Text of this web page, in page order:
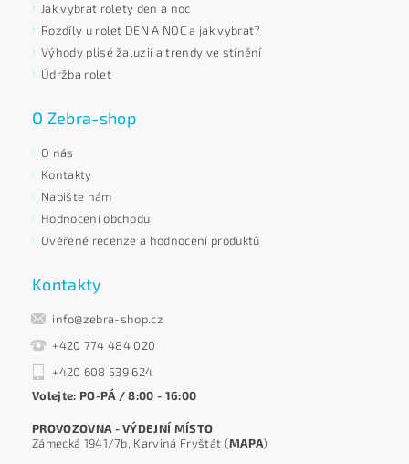
Jak vybrat rolety den a noc
Rozdíly u rolet DEN A NOC a jak vybrat?
Výhody plisé žaluzií a trendy ve stínění
Údržba rolet
O Zebra-shop
O nás
Kontakty
Napište nám
Hodnocení obchodu
Ověřené recenze a hodnocení produktů
Kontakty
info@zebra-shop.cz
+420 774 484 020
+420 608 539 624
Volejte: PO-PÁ / 8:00 - 16:00
PROVOZOVNA - VÝDEJNÍ MÍSTO
Zámecká 1941/7b, Karviná Fryštát (MAPA)